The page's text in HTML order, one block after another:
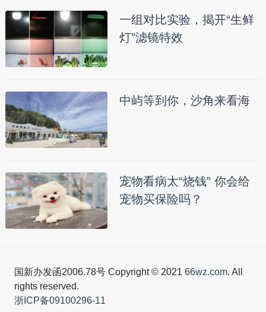
一组对比实验，揭开“生鲜
灯”滤镜特效
中屿等到你，沙角来看海
宠物看病太“烧钱” 你会给
宠物买保险吗？
国新办发函2006.78号 Copyright © 2021 66wz.com. All
rights reserved.
浙ICP备09100296-11